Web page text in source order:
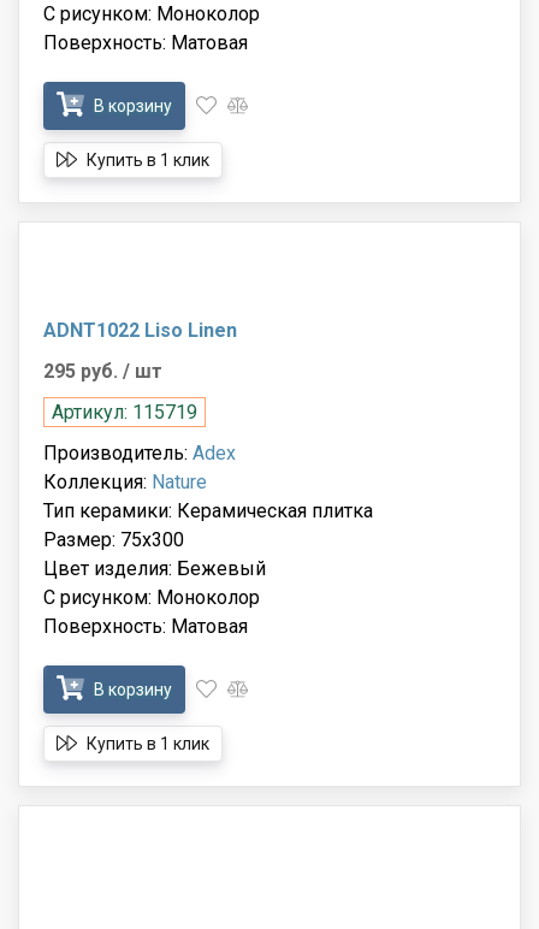
С рисунком: Моноколор
Поверхность: Матовая
В корзину
Купить в 1 клик
ADNT1022 Liso Linen
295 руб. / шт
Артикул: 115719
Производитель: Adex
Коллекция: Nature
Тип керамики: Керамическая плитка
Размер: 75x300
Цвет изделия: Бежевый
С рисунком: Моноколор
Поверхность: Матовая
В корзину
Купить в 1 клик